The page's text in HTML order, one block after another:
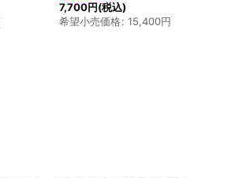
7,700円(税込)
希望小売価格: 15,400円